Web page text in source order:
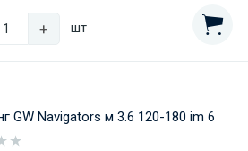
+ шт
GW Navigators м 3.6 120-180 im 6